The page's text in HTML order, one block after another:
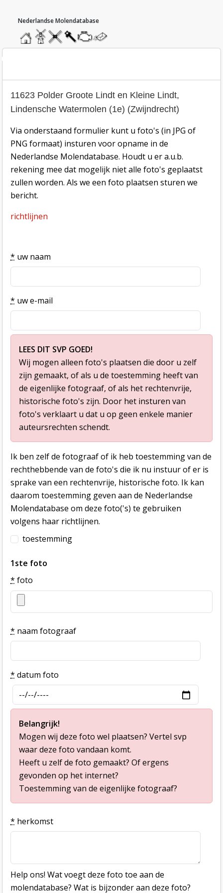
homemolendatabase
roedendatabase
assendatabase
motorendatabase
stuur
een
inzend-formulier
11623 Polder Groote Lindt en Kleine Lindt,
Lindensche Watermolen (1e) (Zwijndrecht)
Via onderstaand formulier kunt u foto's (in JPG of
PNG formaat) insturen voor opname in de
Nederlandse Molendatabase. Houdt u er a.u.b.
rekening mee dat mogelijk niet alle foto's geplaatst
zullen worden. Als we een foto plaatsen sturen we
bericht.
richtlijnen
* uw naam
* uw e-mail
LEES DIT SVP GOED!
Wij mogen alleen foto's plaatsen die door u zelf
zijn gemaakt, of als u de toestemming heeft van
de eigenlijke fotograaf, of als het rechtenvrije,
historische foto's zijn. Door het insturen van
foto's verklaart u dat u op geen enkele manier
auteursrechten schendt.
Ik ben zelf de fotograaf of ik heb toestemming van de
rechthebbende van de foto's die ik nu instuur of er is
sprake van een rechtenvrije, historische foto. Ik kan
daarom toestemming geven aan de Nederlandse
Molendatabase om deze foto('s) te gebruiken
volgens haar richtlijnen.
toestemming
1ste foto
* foto
* naam fotograaf
* datum foto
Belangrijk!
Mogen wij deze foto wel plaatsen? Vertel svp
waar deze foto vandaan komt.
Heeft u zelf de foto gemaakt? Of ergens
gevonden op het internet?
Toestemming van de eigenlijke fotograaf?
* herkomst
Help ons! Wat voegt deze foto toe aan de
molendatabase? Wat is bijzonder aan deze foto?